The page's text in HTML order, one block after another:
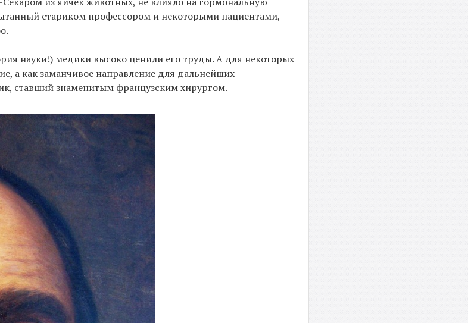
стариком профессором и некоторыми пациентами,
науки!) медики высоко ценили его труды. А для некоторых
а как заманчивое направление для дальнейших
ставший знаменитым французским хирургом.